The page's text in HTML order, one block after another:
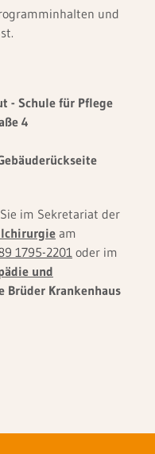
und
- Schule für Pflege
4
im Sekretariat der
am
1795-2201 oder im
und
Brüder Krankenhaus